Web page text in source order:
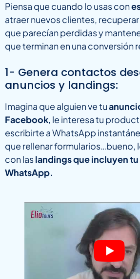
Piensa que cuando lo usas con
atraer nuevos clientes,
que parecían perdidas y
que terminan en una conversión
1- Genera contactos
anuncios y landings:
Imagina que alguien ve tu
Facebook, le interesa tu
escribirte a WhatsApp
que rellenar formularios…bueno,
con laslandings que incluyen
WhatsApp.